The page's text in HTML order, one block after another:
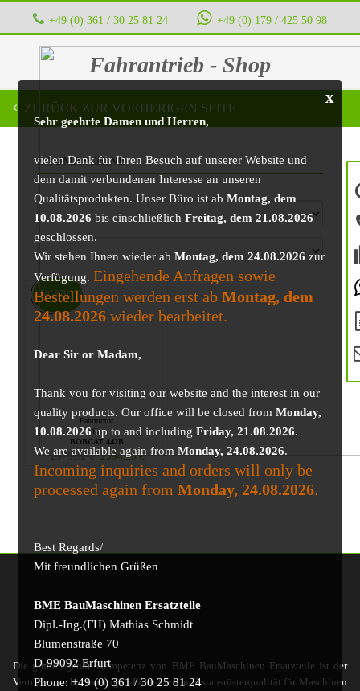
+49 (0) 361 / 30 25 81 24 ‭ ‭ ‭ ‭ +49 (0) 179 / 425 50 98
Fahrantrieb - Shop
x
Sehr geehrte Damen und Herren,
vielen Dank für Ihren Besuch auf unserer Website und
dem damit verbundenen Interesse an unseren
Qualitätsprodukten. Unser Büro ist abMontag, dem
10.08.2026 bis einschließlichFreitag, dem 21.08.2026
geschlossen.
Wir stehen Ihnen wieder abMontag, dem 24.08.2026 zur
Verfügung. Eingehende Anfragen sowie
Bestellungen werden erst abMontag, dem
24.08.2026 wieder bearbeitet.
Dear Sir or Madam,
Thank you for visiting our website and the interest in our
quality products. Our office will be closed fromMonday,
10.08.2026up to and includingFriday, 21.08.2026.
We are available again fromMonday, 24.08.2026.
Incoming inquiries and orders will only be
processed again fromMonday, 24.08.2026.
Best Regards/
Mit freundlichen Grüßen
BME BauMaschinen Ersatzteile
Dipl.-Ing.(FH) Mathias Schmidt
Blumenstraße 70
D-99092 Erfurt
Phone: +49 (0) 361 / 30 25 81 24
ZURÜCK ZUR VORHERIGEN SEITE
BAUMASCHINE
Fahrmotor
für
BOBCAT 442B
2579,92€ 2394,28€
ANGEBOT!
Die grundlegende Kompetenz von BME BauMaschinen Ersatzteile ist der
Vertrieb von hochwertigen Produkten in Erstausrüsterqualität für Maschinen